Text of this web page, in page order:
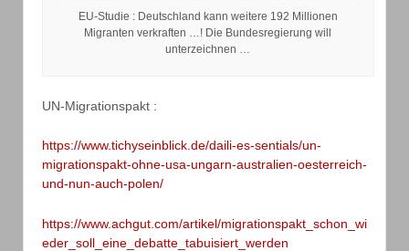
EU-Studie : Deutschland kann weitere 192 Millionen
Migranten verkraften …! Die Bundesregierung will
unterzeichnen …
UN-Migrationspakt :
https://www.tichyseinblick.de/daili-es-sentials/un-
migrationspakt-ohne-usa-ungarn-australien-oesterreich-
und-nun-auch-polen/
https://www.achgut.com/artikel/migrationspakt_schon_wi
eder_soll_eine_debatte_tabuisiert_werden